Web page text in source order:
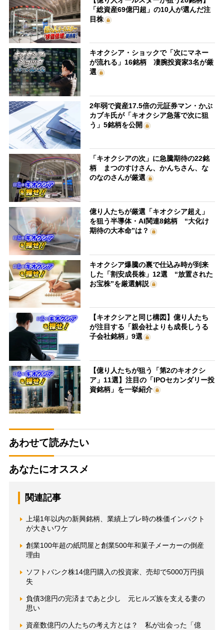
「総資産69億円超」の10人が選んだ注
目株
キオクシア・ショックで「次にマネー
が流れる」16銘柄 凄腕投資家3名が厳
選
2年弱で資産17.5倍の元証券マン・かぶ
カブキ氏が「キオクシア急落で次に狙
う」5銘柄を公開
「キオクシアの次」に急騰期待の22銘
柄 まつのすけさん、かんちさん、な
のなのさんが厳選
億り人たちが厳選「キオクシア超え」
を狙う半導体・AI関連8銘柄 “大化け
期待の大本命”は？
キオクシア爆騰の裏で仕込み時が到来
した「割安成長株」12選 “放置された
お宝株”を厳選解説
【キオクシアと同じ構図】億り人たち
が注目する「親会社よりも成長しうる
子会社銘柄」9選
【億り人たちが狙う「第2のキオクシ
ア」11選】注目の「IPOセカンダリー投
資銘柄」を一挙紹介
あわせて読みたい
あなたにオススメ
関連記事
上場1年以内の新興銘柄、業績上ブレ時の株価インパクト
が大きいワケ
創業100年超の紙問屋と創業500年和菓子メーカーの倒産
理由
ソフトバンク株14億円購入の投資家、売却で5000万円損
失
負債3億円の完済まであと少し 元ヒルズ族を支える妻の
思い
資産数億円の人たちの考え方とは？ 私が出会った「億